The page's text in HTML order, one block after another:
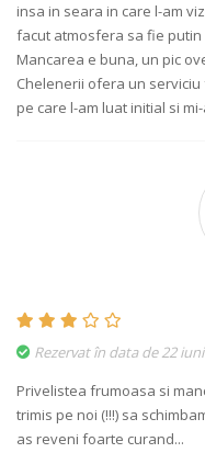
insa in seara in care l-am
facut atmosfera sa fie putin
Mancarea e buna, un pic
Chelenerii ofera un
pe care l-am luat initial si
Rezervat în data de 22
Privelistea frumoasa si
trimis pe noi (!!!) sa
as reveni foarte curand...